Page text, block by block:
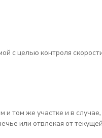
с целью контроля
том же участке и в случае,
или отвлекая от текущей